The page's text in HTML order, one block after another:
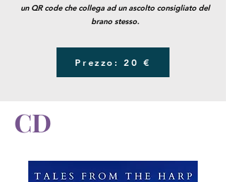
un QR code che collega ad un ascolto consigliato del
brano stesso.
Prezzo: 20 €
CD